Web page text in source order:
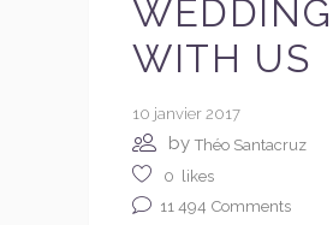
WEDDING
WITH US
10 janvier 2017
byThéo Santacruz
0 likes
11 494 Comments